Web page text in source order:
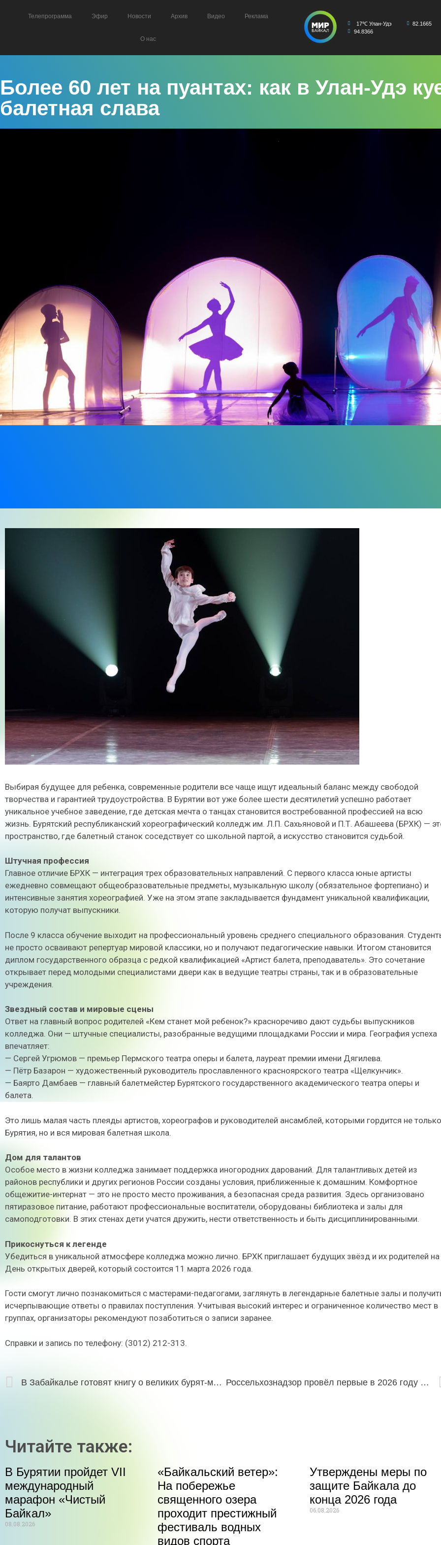
Телепрограмма Эфир Новости Архив Видео Реклама
О нас
17℃ Улан-Удэ
82.1665
94.8366
Более 60 лет на пуантах: как в Улан-Удэ
балетная слава
Выбирая будущее для ребенка, современные родители все чаще ищут идеальный баланс между свободой
творчества и гарантией трудоустройства. В Бурятии вот уже более шести десятилетий успешно работает
уникальное учебное заведение, где детская мечта о танцах становится востребованной профессией на всю
жизнь. Бурятский республиканский хореографический колледж им. Л.П. Сахьяновой и П.Т. Абашеева (БРХК) —
пространство, где балетный станок соседствует со школьной партой, а искусство становится судьбой.
Штучная профессия
Главное отличие БРХК — интеграция трех образовательных направлений. С первого класса юные артисты
ежедневно совмещают общеобразовательные предметы, музыкальную школу (обязательное фортепиано) и
интенсивные занятия хореографией. Уже на этом этапе закладывается фундамент уникальной квалификации,
которую получат выпускники.
После 9 класса обучение выходит на профессиональный уровень среднего специального образования.
не просто осваивают репертуар мировой классики, но и получают педагогические навыки. Итогом становится
диплом государственного образца с редкой квалификацией «Артист балета, преподаватель». Это сочетание
открывает перед молодыми специалистами двери как в ведущие театры страны, так и в образовательные
учреждения.
Звездный состав и мировые сцены
Ответ на главный вопрос родителей «Кем станет мой ребенок?» красноречиво дают судьбы выпускников
колледжа. Они — штучные специалисты, разобранные ведущими площадками России и мира. География успеха
впечатляет:
— Сергей Угрюмов — премьер Пермского театра оперы и балета, лауреат премии имени Дягилева.
— Пётр Базарон — художественный руководитель прославленного красноярского театра «Щелкунчик».
— Баярто Дамбаев — главный балетмейстер Бурятского государственного академического театра оперы и
балета.
Это лишь малая часть плеяды артистов, хореографов и руководителей ансамблей, которыми гордится не только
Бурятия, но и вся мировая балетная школа.
Дом для талантов
Особое место в жизни колледжа занимает поддержка иногородних дарований. Для талантливых детей из
районов республики и других регионов России созданы условия, приближенные к домашним. Комфортное
общежитие-интернат — это не просто место проживания, а безопасная среда развития. Здесь организовано
пятиразовое питание, работают профессиональные воспитатели, оборудованы библиотека и залы для
самоподготовки. В этих стенах дети учатся дружить, нести ответственность и быть дисциплинированными.
Прикоснуться к легенде
Убедиться в уникальной атмосфере колледжа можно лично. БРХК приглашает будущих звёзд и их родителей на
День открытых дверей, который состоится 11 марта 2026 года.
Гости смогут лично познакомиться с мастерами-педагогами, заглянуть в легендарные балетные залы и
исчерпывающие ответы о правилах поступления. Учитывая высокий интерес и ограниченное количество мест в
группах, организаторы рекомендуют позаботиться о записи заранее.
Справки и запись по телефону: (3012) 212-313.
В Забайкалье готовят книгу о великих бурят-монголах Россельхознадзор провёл первые в 2026 году онлайн-визиты по просьбе предпринимателей
Читайте также:
В Бурятии пройдет VII
международный
марафон «Чистый
Байкал»
08.08.2026
«Байкальский ветер»:
На побережье
священного озера
проходит престижный
фестиваль водных
видов спорта
Утверждены меры по
защите Байкала до
конца 2026 года
06.08.2026